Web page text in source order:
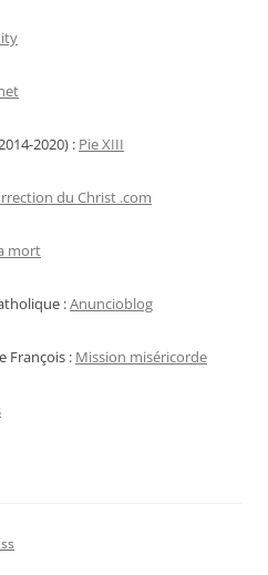
2020) : Pie XIII
du Christ .com
mort
:Anuncioblog
François : Mission miséricorde